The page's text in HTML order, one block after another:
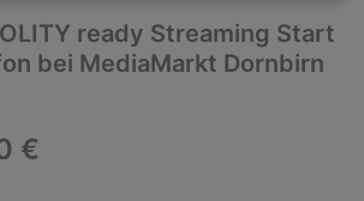
ready Streaming Start
bei MediaMarkt Dornbirn
€